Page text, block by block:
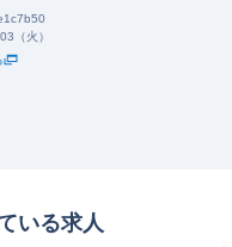
（火）
いる求人